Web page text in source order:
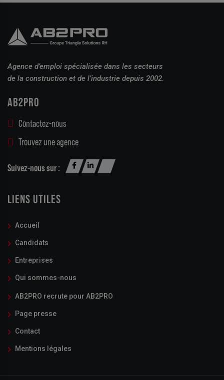
Agence d’emploi spécialisée dans les secteurs
de la construction et de l’industrie depuis 2002.
AB2PRO
Contactez-nous
Trouvez une agence
Suivez-nous sur :
LIENS UTILES
Accueil
Candidats
Entreprises
Qui sommes-nous
AB2PRO recrute pour AB2PRO
Page presse
Contact
Mentions légales